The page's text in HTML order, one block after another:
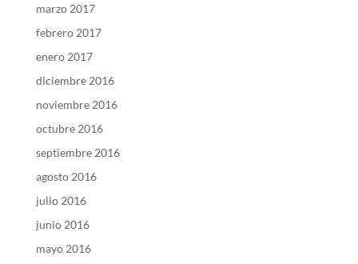
marzo 2017
febrero 2017
enero 2017
diciembre 2016
noviembre 2016
octubre 2016
septiembre 2016
agosto 2016
julio 2016
junio 2016
mayo 2016